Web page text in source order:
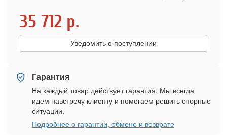
35 712 р.
Уведомить о поступлении
Гарантия
На каждый товар действует гарантия. Мы всегда
идем навстречу клиенту и помогаем решить спорные
ситуации.
Подробнее о гарантии, обмене и возврате